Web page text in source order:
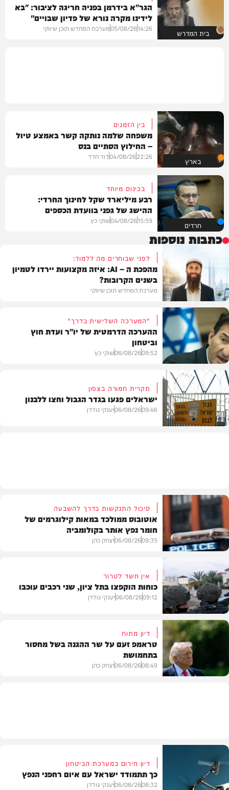
בית המדרש
הגר"א בידרמן בפניה חריגה לציבור: "בא
לידינו מקרה נורא של פדיון שבויים"
14:26
05/08/26מערכת המחדש תוכן שיווקי
בארץ
בין הזמנים
משפחה שלמה נותקה קשר באמצע טיול
– החילוץ הסתיים בנס
22:26
04/08/26דוד חדד
חרדים
בכינוס מיוחד
רבע מיליארד שקל לחינוך החרדי:
ההישג של גפני בוועדת הכספים
15:59
04/08/26שוקי כץ
כתבות נוספות
תוכן שיווקי
לפני שבוחרים מה ללמוד:
מהפכת ה – AI: איזה מקצועות יירדו לטמיון
בשנים הקרובות?
מערכת המחדש תוכן שיווקי
חדשות
"המערכה השלישית בדרך"
ההערכה הדרמטית של יו"ר ועדת חוץ
וביטחון
09:52
06/08/26שוקי כץ
תקרית חמורה בצפון
ישראלים פגעו בגדר הגבול וחצו ללבנון
09:46
06/08/26יענקי גולדן
חדשות
סיכול התנקשות בדרך להשבעה
אוטובוס ממולכד במאות קילוגרמים של
חומר נפץ אותר בקולומביה
09:35
06/08/26יצחק כהן
חדשות
אין חשד לטרור
כוחות הוקפצו בתל ציון, שני רכבים עוכבו
09:12
06/08/26יענקי גולדן
דיון מתוח
טראמפ זעם על שר ההגנה בשל מחסור
בתחמושת
08:49
06/08/26יצחק כהן
דיון חירום במערכת הביטחון
כך תתמודד ישראל עם איום רחפני הנפץ
08:32
06/08/26יענקי גולדן